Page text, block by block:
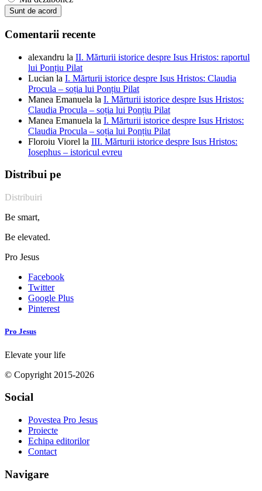
Comentarii recente
alexandru la II. Mărturii istorice despre Isus Hristos: raportul
lui Ponțiu Pilat
Lucian la I. Mărturii istorice despre Isus Hristos: Claudia
Procula – soția lui Ponțiu Pilat
Manea Emanuela la I. Mărturii istorice despre Isus Hristos:
Claudia Procula – soția lui Ponțiu Pilat
Manea Emanuela la I. Mărturii istorice despre Isus Hristos:
Claudia Procula – soția lui Ponțiu Pilat
Floroiu Viorel la III. Mărturii istorice despre Isus Hristos:
Iosephus – istoricul evreu
Distribui pe
Distribuiri
Be smart,
Be elevated.
Pro Jesus
Facebook
Twitter
Google Plus
Pinterest
Pro Jesus
Elevate your life
© Copyright 2015-2026
Social
Povestea Pro Jesus
Proiecte
Echipa editorilor
Contact
Navigare